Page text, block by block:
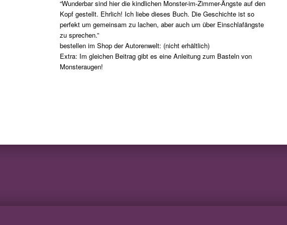
“Wunderbar sind hier die kindlichen Monster-im-Zimmer-Ängste auf den
Kopf gestellt. Ehrlich! Ich liebe dieses Buch. Die Geschichte ist so
perfekt um gemeinsam zu lachen, aber auch um über Einschlafängste
zu sprechen.”
bestellen im Shop der Autorenwelt: (nicht erhältlich)
Extra: Im gleichen Beitrag gibt es eine Anleitung zum Basteln von
Monsteraugen!